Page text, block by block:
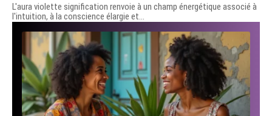
L'aura violette signification renvoie à un champ énergétique associé à
l'intuition, à la conscience élargie et…